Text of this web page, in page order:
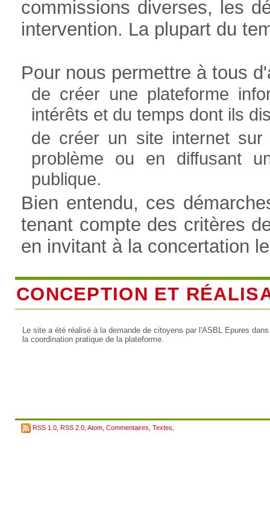
commissions diverses, les
intervention. La plupart du
Pour nous permettre à tous
de créer une plateforme
intérêts et du temps dont ils
de créer un site internet sur
problème ou en diffusant
publique.
Bien entendu, ces
tenant compte des critères
en invitant à la concertation
CONCEPTION ET
Le site a été réalisé à la demande de citoyens par l'ASBL Epures
la coordination pratique de la plateforme.
RSS 1.0 RSS 2.0 Atom Commentaires Textes